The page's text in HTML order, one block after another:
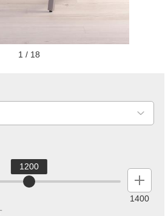
1 / 18
1200
1400